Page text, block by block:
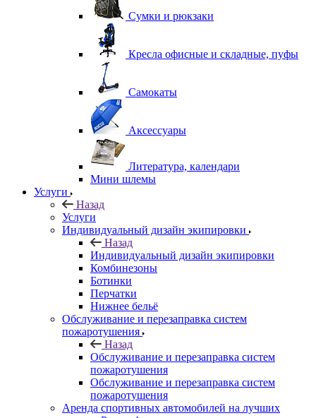
Сумки и рюкзаки
Кресла офисные и складные, пуфы
Самокаты
Аксессуары
Литература, календари
Мини шлемы
Услуги
Назад
Услуги
Индивидуальный дизайн экипировки
Назад
Индивидуальный дизайн экипировки
Комбинезоны
Ботинки
Перчатки
Нижнее бельё
Обслуживание и перезаправка систем
пожаротушения
Назад
Обслуживание и перезаправка систем
пожаротушения
Обслуживание и перезаправка систем
пожаротушения
Аренда спортивных автомобилей на лучших